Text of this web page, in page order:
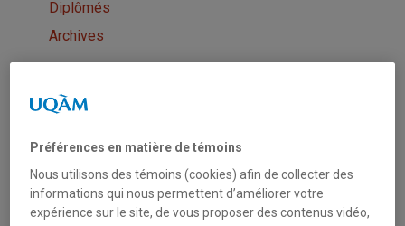
Diplômés
Archives
Réseaux
Projets
Introduction | Projets
Publications
Préférences en matière de témoins
Nous utilisons des témoins (cookies) afin de collecter des
informations qui nous permettent d’améliorer votre
expérience sur le site, de vous proposer des contenus vidéo,